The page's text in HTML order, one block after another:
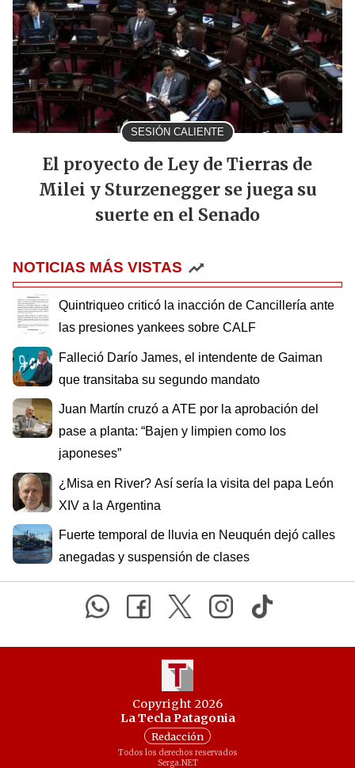
SESIÓN CALIENTE
El proyecto de Ley de Tierras de
Milei y Sturzenegger se juega su
suerte en el Senado
NOTICIAS MÁS VISTAS
Quintriqueo criticó la inacción de Cancillería ante
las presiones yankees sobre CALF
Falleció Darío James, el intendente de Gaiman
que transitaba su segundo mandato
Juan Martín cruzó a ATE por la aprobación del
pase a planta: “Bajen y limpien como los
japoneses”
¿Misa en River? Así sería la visita del papa León
XIV a la Argentina
Fuerte temporal de lluvia en Neuquén dejó calles
anegadas y suspensión de clases
Copyright 2026
La Tecla Patagonia
Redacción
Todos los derechos reservados
Serga.NET